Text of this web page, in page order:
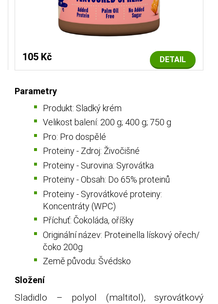
DETAIL
105 Kč
Parametry
Produkt: Sladký krém
Velikost balení: 200 g; 400 g; 750 g
Pro: Pro dospělé
Proteiny - Zdroj: Živočišné
Proteiny - Surovina: Syrovátka
Proteiny - Obsah: Do 65% proteinů
Proteiny - Syrovátkové proteiny:
Koncentráty (WPC)
Příchuť: Čokoláda, oříšky
Originální název: Proteinella lískový ořech/
čoko 200g
Země původu: Švédsko
Složení
Sladidlo – polyol (maltitol), syrovátkový